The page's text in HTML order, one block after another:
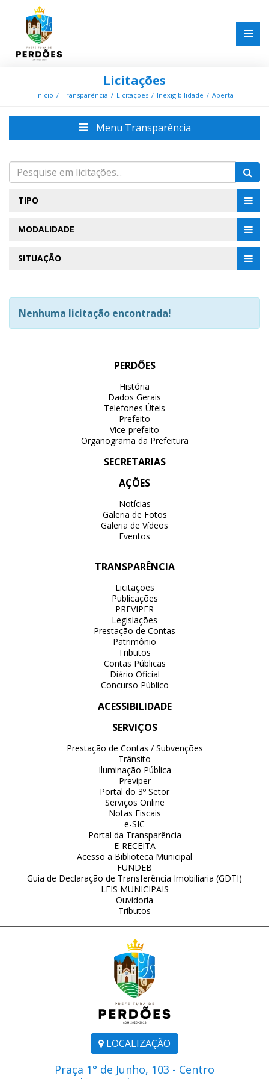
Licitações
Início Transparência Licitações Inexigibilidade Aberta
Menu Transparência
TIPO
MODALIDADE
SITUAÇÃO
Nenhuma licitação encontrada!
LOCALIZAÇÃO
Praça 1° de Junho, 103 - Centro
PERDÕES
História
Dados Gerais
Telefones Úteis
Prefeito
Vice-prefeito
Organograma da Prefeitura
SECRETARIAS
AÇÕES
Notícias
Galeria de Fotos
Galeria de Vídeos
Eventos
TRANSPARÊNCIA
Licitações
Publicações
PREVIPER
Legislações
Prestação de Contas
Patrimônio
Tributos
Contas Públicas
Diário Oficial
Concurso Público
ACESSIBILIDADE
SERVIÇOS
Prestação de Contas / Subvenções
Trânsito
Iluminação Pública
Previper
Portal do 3º Setor
Serviços Online
Notas Fiscais
e-SIC
Portal da Transparência
E-RECEITA
Acesso a Biblioteca Municipal
FUNDEB
Guia de Declaração de Transferência Imobiliaria (GDTI)
LEIS MUNICIPAIS
Ouvidoria
Tributos